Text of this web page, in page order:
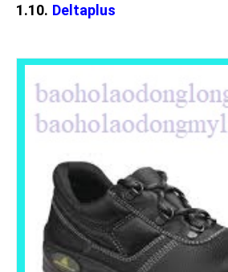
1.10. Deltaplus